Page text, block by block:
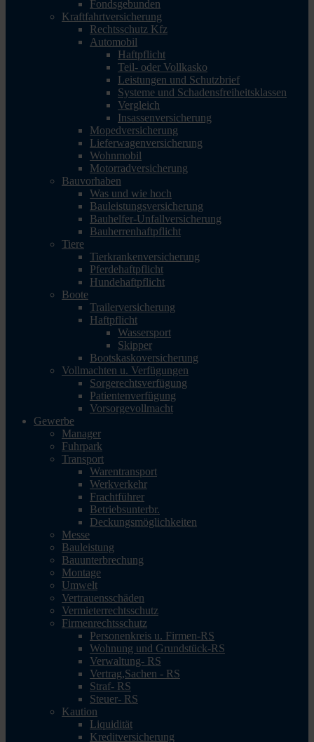
Fondsgebunden
Kraftfahrtversicherung
Rechtsschutz Kfz
Automobil
Haftpflicht
Teil- oder Vollkasko
Leistungen und Schutzbrief
Systeme und Schadensfreiheitsklassen
Vergleich
Insassenversicherung
Mopedversicherung
Lieferwagenversicherung
Wohnmobil
Motorradversicherung
Bauvorhaben
Was und wie hoch
Bauleistungsversicherung
Bauhelfer-Unfallversicherung
Bauherrenhaftpflicht
Tiere
Tierkrankenversicherung
Pferdehaftpflicht
Hundehaftpflicht
Boote
Trailerversicherung
Haftpflicht
Wassersport
Skipper
Bootskaskoversicherung
Vollmachten u. Verfügungen
Sorgerechtsverfügung
Patientenverfügung
Vorsorgevollmacht
Gewerbe
Manager
Fuhrpark
Transport
Warentransport
Werkverkehr
Frachtführer
Betriebsunterbr.
Deckungsmöglichkeiten
Messe
Bauleistung
Bauunterbrechung
Montage
Umwelt
Vertrauensschäden
Vermieterrechtsschutz
Firmenrechtsschutz
Personenkreis u. Firmen-RS
Wohnung und Grundstück-RS
Verwaltung- RS
Vertrag,Sachen - RS
Straf- RS
Steuer- RS
Kaution
Liquidität
Kreditversicherung